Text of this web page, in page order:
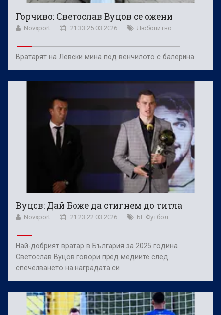
Горчиво: Светослав Вуцов се ожени
Novsport 21:33 25.03.2026 Любопитно
Вратарят на Левски мина под венчилото с балерина
Вуцов: Дай Боже да стигнем до титла
Novsport 21:23 22.03.2026 БГ Футбол
Най-добрият вратар в България за 2025 година
Светослав Вуцов говори пред медиите след
спечелването на наградата си